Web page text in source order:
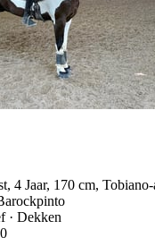
4 Jaar, 170 cm,
· Dekken